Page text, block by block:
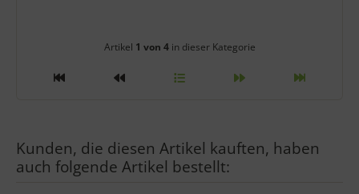
Artikelnavigation innerhalb
Artikel 1 von 4in dieser Kategorie
Kunden, die diesen Artikel kauften, haben
auch folgende Artikel bestellt: